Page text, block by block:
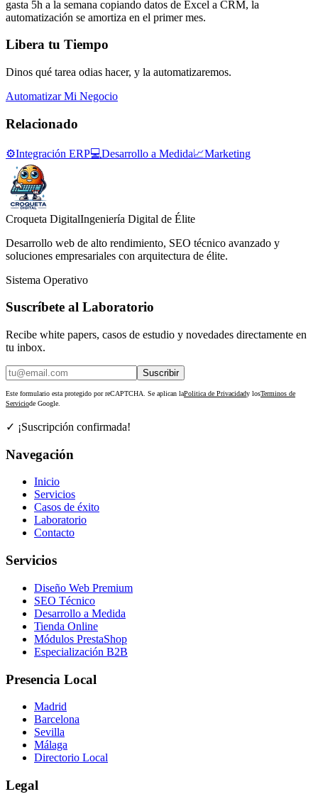
gasta 5h a la semana copiando datos de Excel a CRM, la
automatización se amortiza en el primer mes.
Libera tu Tiempo
Dinos qué tarea odias hacer, y la automatizaremos.
Automatizar Mi Negocio
Relacionado
⚙️Integración ERP💻Desarrollo a Medida📈Marketing
Croqueta DigitalIngeniería Digital de Élite
Desarrollo web de alto rendimiento, SEO técnico avanzado y
soluciones empresariales con arquitectura de élite.
Sistema Operativo
Suscríbete al Laboratorio
Recibe white papers, casos de estudio y novedades directamente en
tu inbox.
Suscribir
Este formulario esta protegido por reCAPTCHA. Se aplican laPolitica de Privacidady losTerminos de
Serviciode Google.
✓ ¡Suscripción confirmada!
Navegación
Inicio
Servicios
Casos de éxito
Laboratorio
Contacto
Servicios
Diseño Web Premium
SEO Técnico
Desarrollo a Medida
Tienda Online
Módulos PrestaShop
Especialización B2B
Presencia Local
Madrid
Barcelona
Sevilla
Málaga
Directorio Local
Legal